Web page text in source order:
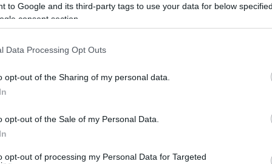
to Google and its third-party tags to use your data for below
consent section.
Data Processing Opt Outs
opt-out of the Sharing of my personal data.
opt-out of the Sale of my Personal Data.
opt-out of processing my Personal Data for Targeted
παράγοντες που διαχειριζόμαστε τις τύχες της
ευκαιρίες χρηματοδότησης, ξοδεύοντας μέχρι τώρα
μελέτης, που ζητήθηκε από το ΠΕΣΠΑ. Να σημειωθεί
περιβαλλοντικών όρων του έργου.
των απορριμμάτων να μην είναι στις άμεσες
αισθανόμενος την κρισιμότητα της κατάστασης, και
για το σπουδαιότερο έργο του νησιού μας, θεωρώ
αυτή.